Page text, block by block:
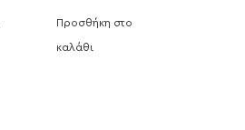
Προσθήκη στο
καλάθι